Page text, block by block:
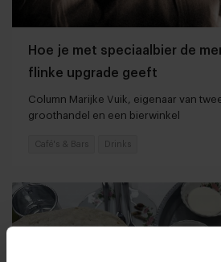
Hoe je met speciaalbier de
flinke upgrade geeft
Column Marijke Vuik, eigenaar van
groothandel en een bierwinkel
Café's & Bars Drinks